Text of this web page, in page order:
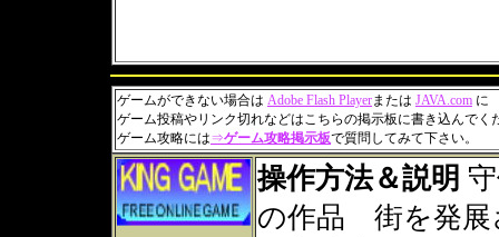
ゲームができない場合は Adobe Flash Playerまたは JAVA.com に
ゲーム投稿やリンク切れなどはこちらの掲示板に書き込んで
ゲーム攻略には⇒ゲーム攻略掲示板で質問してみて下さい。
操作方法＆説明
の作品 街を発展